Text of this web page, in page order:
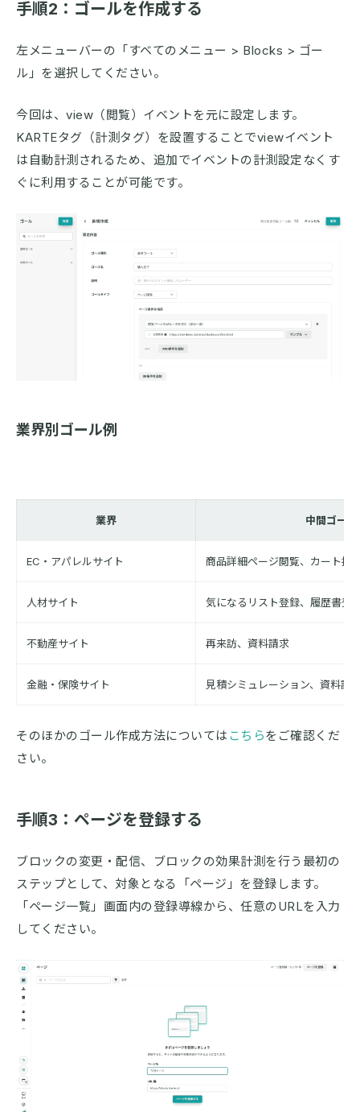
手順2：ゴールを作成する
左メニューバーの「すベてのメニュー > Blocks > ゴー
ル」を選択してください。
今回は、view（閲覧）イベントを元に設定します。
KARTEタグ（計測タグ）を設置することでviewイベント
は自動計測されるため、追加でイベントの計測設定なくす
ぐに利用することが可能です。
業界別ゴール例
業界 中間ゴール
EC・アパレルサイト 商品詳細ページ閲覧、カート投
人材サイト 気になるリスト登録、履歴書登
不動産サイト 再来訪、資料請求
金融・保険サイト 見積シミュレーション、資料請
そのほかのゴール作成方法については こちらをご確認くだ
さい。
手順3：ページを登録する
ブロックの変更・配信、ブロックの効果計測を行う最初の
ステップとして、対象となる「ページ」を登録します。
「ページ一覧」画面内の登録導線から、任意のURLを入力
してください。